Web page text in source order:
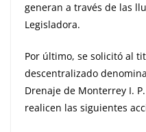
generan a través de las
Legisladora.
Por último, se solicitó al
descentralizado
Drenaje de Monterrey I.
realicen las siguientes